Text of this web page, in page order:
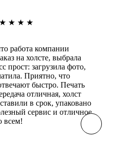
★ ★ ★ ★
работа компании
на холсте, выбрала
прост: загрузила фото,
Приятно, что
быстро. Печать
отличная, холст
в срок, упаковано
сервис и отличное
всем!